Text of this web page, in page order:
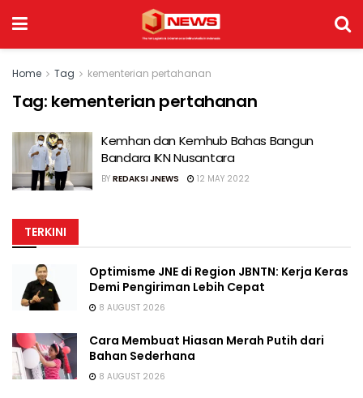
Home Tag kementerian pertahanan
Tag: kementerian pertahanan
Kemhan dan Kemhub Bahas Bangun
Bandara IKN Nusantara
BY REDAKSI JNEWS 12 MAY 2022
TERKINI
Optimisme JNE di Region JBNTN: Kerja Keras
Demi Pengiriman Lebih Cepat
8 AUGUST 2026
Cara Membuat Hiasan Merah Putih dari
Bahan Sederhana
8 AUGUST 2026